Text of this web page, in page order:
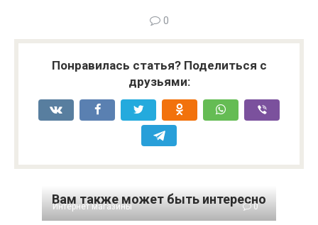
0
Понравилась статья? Поделиться с
друзьями:
Вам также может быть интересно
Интернет магазины 0